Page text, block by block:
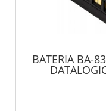
BATERIA BA-